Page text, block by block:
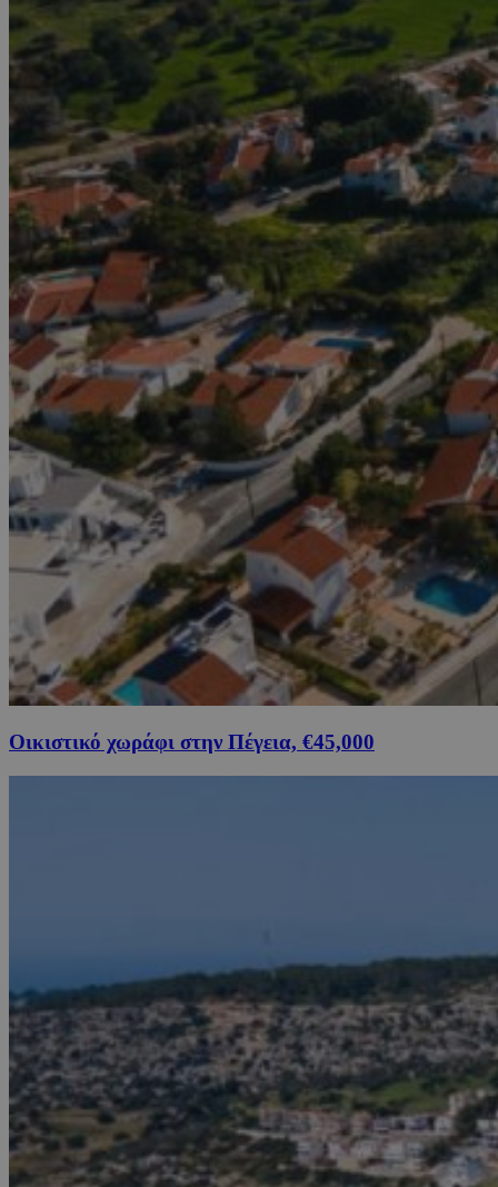
Οικιστικό χωράφι στην Πέγεια, €45,000